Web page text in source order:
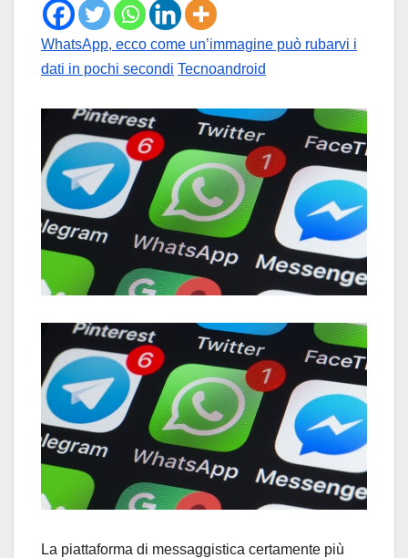
WhatsApp, ecco come un’immagine può rubarvi i
dati in pochi secondi Tecnoandroid
La piattaforma di messaggistica certamente più